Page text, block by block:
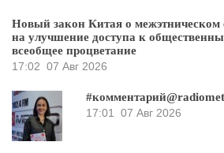
Новый закон Китая о межэтническом
на улучшение доступа к
всеобщее процветание
17:02 07 Авг 2026
17:01
07 Авг 2026